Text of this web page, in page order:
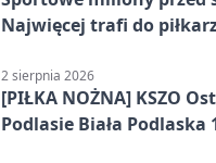
Najwięcej trafi do
2 sierpnia 2026
[PIŁKA NOŻNA] KSZO
Podlasie Biała Podlaska